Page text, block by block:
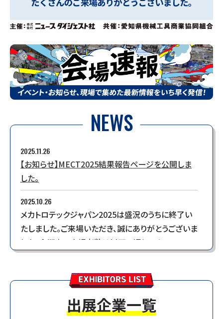
NEWS
2025.11.26
【お知らせ】MECT2025結果報告ページを公開しま
した。
2025.10.26
メカトロテックジャパン2025は盛況のうちに終了い
たしました。ご来場いただき、誠にありがとうございま
した。会期中の来場者数は以下の通りです。
4日間合計：77,613人
1日目：18,728人 2日目：21,194人 3日目：
23,714人 4日目：13,977人
会期中の来場者数をまとめたPDFデータはこちらか
らご確認いただけます。出展企業一覧